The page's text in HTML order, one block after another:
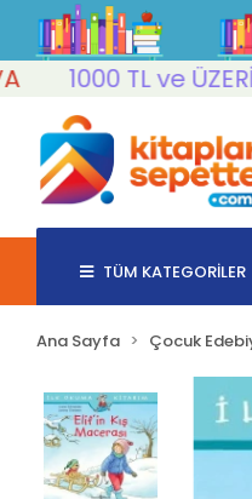
1000 TL ve ÜZERİ
TÜM KATEGORİLER
Ana Sayfa Çocuk